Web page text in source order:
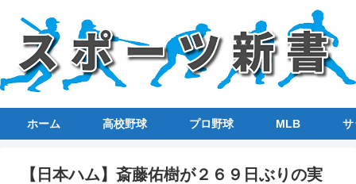
ホーム 高校野球 プロ野球 MLB サ
【日本ハム】斎藤佑樹が２６９日ぶりの実